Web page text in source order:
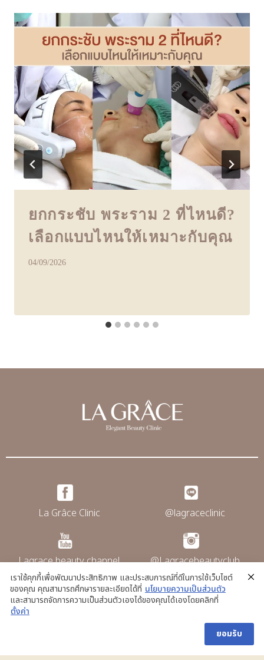
ยกกระชับ พระราม 2 ที่ไหนดี?
เลือกแบบไหนให้เหมาะกับคุณ
04/09/2026
La Grâce Clinic @lagraceclinic
Lagrace beauty channel @Lagracebeautyclub
@La grace clinic
Copyright © La Grace Clinic. All rights
reserved
เราใช้คุกกี้เพื่อพัฒนาประสิทธิภาพ และประสบการณ์ที่ดีในการใช้เว็บไซต์
ของคุณ คุณสามารถศึกษารายละเอียดได้ที่ นโยบายความเป็นส่วนตัว
และสามารถจัดการความเป็นส่วนตัวเองได้ของคุณได้เองโดยคลิกที่
ตั้งค่า
ยอมรับ